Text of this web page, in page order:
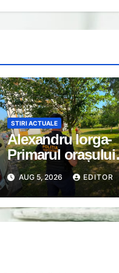
STIRI ACTUALE
Alexandru Iorga-
Primarul orașului
Găești: Orașele
nu apar din
AUG 5, 2026 EDITOR